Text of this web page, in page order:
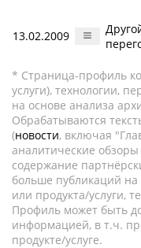
13.02.2009
* Страница-профиль
услуги), технологии,
на основе анализа
Обрабатываются
(новости, включая
аналитические
содержание
больше публикаций
или продукта/услуги,
Профиль может быть
информацией, в т.ч.
продукте/услуге.